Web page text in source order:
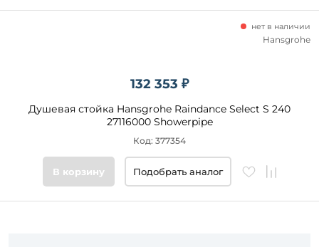
132 353 ₽
Душевая стойка Hansgrohe Raindance Select S 240
27116000 Showerpipe
нет в наличии
Код: 377354
Hansgrohe
В корзину Подобрать аналог